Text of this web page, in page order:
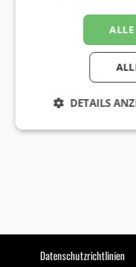
Datenschutzrichtlinien
ALLE
DETAILS